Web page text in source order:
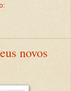
novos